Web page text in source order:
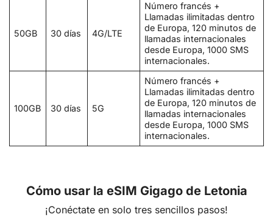
50GB 30 días 4G/LTE
Número francés +
Llamadas ilimitadas dentro
de Europa, 120 minutos de
llamadas internacionales
desde Europa, 1000 SMS
internacionales.
100GB 30 días 5G
Número francés +
Llamadas ilimitadas dentro
de Europa, 120 minutos de
llamadas internacionales
desde Europa, 1000 SMS
internacionales.
Cómo usar la eSIM Gigago de Letonia
¡Conéctate en solo tres sencillos pasos!